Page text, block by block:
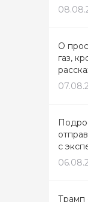
О
газ,
с
Трамп